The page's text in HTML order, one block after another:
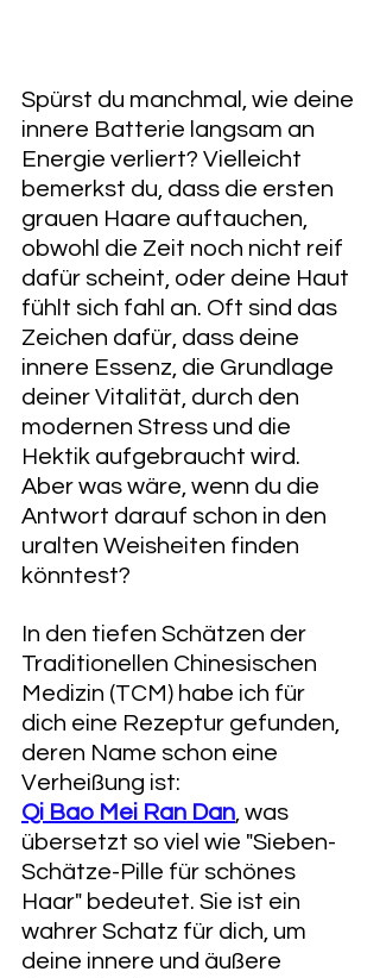
Spürst du manchmal, wie deine
innere Batterie langsam an
Energie verliert? Vielleicht
bemerkst du, dass die ersten
grauen Haare auftauchen,
obwohl die Zeit noch nicht reif
dafür scheint, oder deine Haut
fühlt sich fahl an. Oft sind das
Zeichen dafür, dass deine
innere Essenz, die Grundlage
deiner Vitalität, durch den
modernen Stress und die
Hektik aufgebraucht wird.
Aber was wäre, wenn du die
Antwort darauf schon in den
uralten Weisheiten finden
könntest?
In den tiefen Schätzen der
Traditionellen Chinesischen
Medizin (TCM) habe ich für
dich eine Rezeptur gefunden,
deren Name schon eine
Verheißung ist:
Qi Bao Mei Ran Dan, was
übersetzt so viel wie "Sieben-
Schätze-Pille für schönes
Haar" bedeutet. Sie ist ein
wahrer Schatz für dich, um
deine innere und äußere